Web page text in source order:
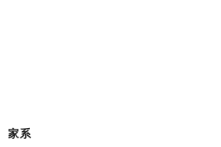
家系